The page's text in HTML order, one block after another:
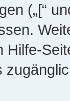
(„[“
Hilfe-